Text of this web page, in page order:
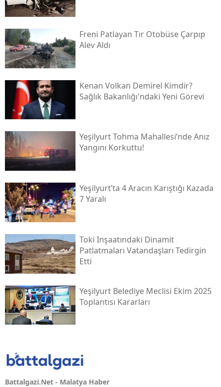
Freni Patlayan Tır Otobüse Çarpıp
Alev Aldı
Kenan Volkan Demirel Kimdir?
Sağlık Bakanlığı'ndaki Yeni Görevi
Yeşilyurt Tohma Mahallesi’nde Anız
Yangını Korkuttu!
Yeşilyurt’ta 4 Aracın Karıştığı Kazada
7 Yaralı
Toki̇ Inşaatındaki Dinamit
Patlatmaları Vatandaşları Tedirgin
Etti
Yeşilyurt Belediye Meclisi Ekim 2025
Toplantısı Kararları
Battalgazi.Net - Malatya Haber